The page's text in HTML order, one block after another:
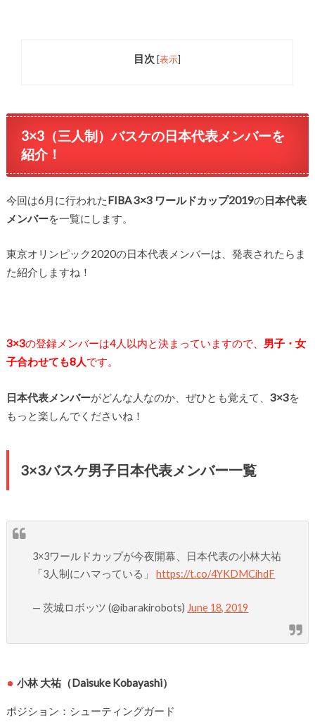
目次 [表示]
3×3（三人制）バスケの日本代表メンバーを
紹介！
今回は6月に行われたFIBA 3×3 ワールドカップ2019の日本代表
メンバーを一覧にします。
東京オリンピック2020の日本代表メンバーは、発表されたらま
た紹介しますね！
3×3の登録メンバーは4人以内と決まっていますので、 男子・女
子合わせても8人です。
日本代表メンバーがどんな人なのか、ぜひとも覚えて、 3×3を
もっと楽しんでくださいね！
3×3バスケ男子日本代表メンバー一覧
3×3ワールドカップが今夜開幕、日本代表の小林大祐
「3人制にハマっている」https://t.co/4YKDMCihdF
— 茨城ロボッツ (@ibarakirobots) June 18, 2019
小林 大祐（Daisuke Kobayashi）
ポジション：シューティングガード